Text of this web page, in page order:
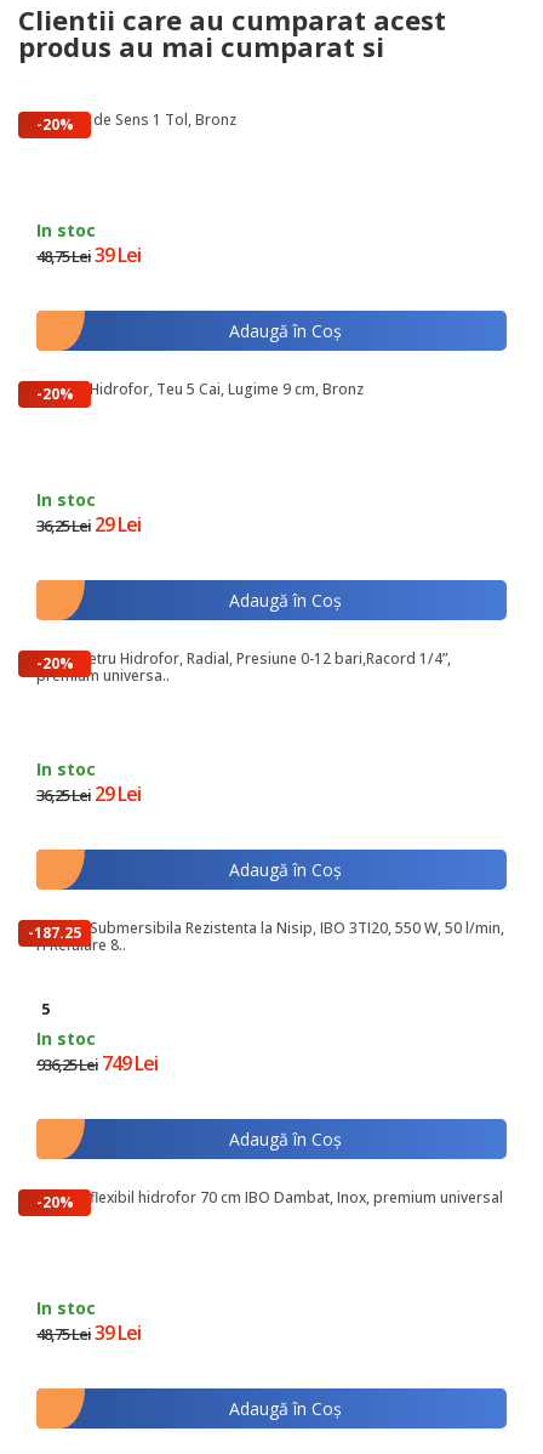
Clientii care au cumparat acest
produs au mai cumparat si
-20%
Supapa de Sens 1 Tol, Bronz
In stoc
48,75 Lei39 Lei
Adaugă în Coş
-20%
Racord Hidrofor, Teu 5 Cai, Lugime 9 cm, Bronz
In stoc
36,25 Lei 29 Lei
Adaugă în Coş
-20%
Manometru Hidrofor, Radial, Presiune 0-12 bari,Racord 1/4”,
premium universa..
In stoc
36,25 Lei 29 Lei
Adaugă în Coş
-187.25
Pompa Submersibila Rezistenta la Nisip, IBO 3TI20, 550 W, 50 l/min,
H Refulare 8..
5
In stoc
936,25 Lei 749 Lei
Adaugă în Coş
-20%
Racord flexibil hidrofor 70 cm IBO Dambat, Inox, premium universal
In stoc
48,75 Lei39 Lei
Adaugă în Coş